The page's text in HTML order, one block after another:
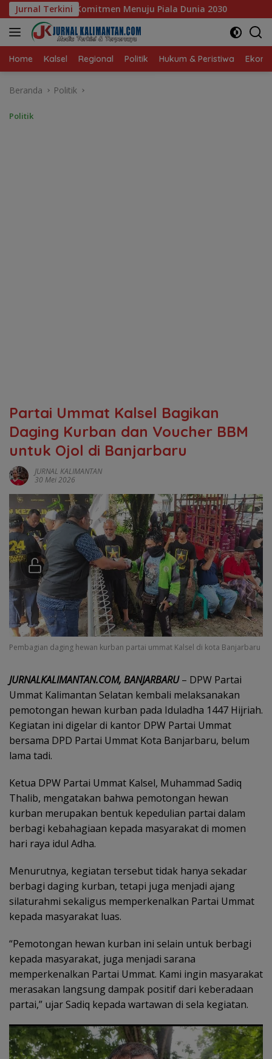
Langsung
ke
konten
Jurnal Terkini
Piala Dunia 2030 Pelajar Balangan Terima
Home Kalsel Regional Politik Hukum & Peristiwa
Beranda Politik
Politik
Partai Ummat Kalsel Bagikan
Daging Kurban dan Voucher BBM
untuk Ojol di Banjarbaru
JURNAL KALIMANTAN
30 Mei 2026
Pembagian daging hewan kurban partai ummat Kalsel di kota Banjarbaru
‎JURNALKALIMANTAN.COM, BANJARBARU– DPW Partai
Ummat Kalimantan Selatan kembali melaksanakan
pemotongan hewan kurban pada Iduladha 1447 Hijriah.
Kegiatan ini digelar di kantor DPW Partai Ummat
bersama DPD Partai Ummat Kota Banjarbaru, belum
lama tadi.
Ketua DPW Partai Ummat Kalsel, Muhammad Sadiq
Thalib, mengatakan bahwa pemotongan hewan
kurban merupakan bentuk kepedulian partai dalam
berbagi kebahagiaan kepada masyarakat di momen
hari raya idul Adha.
Menurutnya, kegiatan tersebut tidak hanya sekadar
berbagi daging kurban, tetapi juga menjadi ajang
silaturahmi sekaligus memperkenalkan Partai Ummat
kepada masyarakat luas.
“Pemotongan hewan kurban ini selain untuk berbagi
kepada masyarakat, juga menjadi sarana
memperkenalkan Partai Ummat. Kami ingin masyarakat
merasakan langsung dampak positif dari keberadaan
partai,” ujar Sadiq kepada wartawan di sela kegiatan.